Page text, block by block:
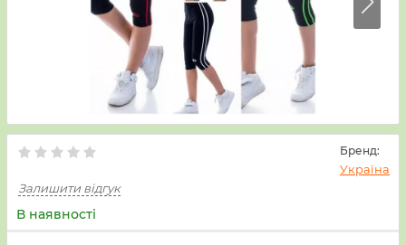
Бренд:
Україна
Залишити відгук
В наявності